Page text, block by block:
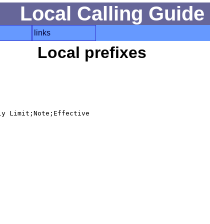
Local Calling Guide
links
Local prefixes